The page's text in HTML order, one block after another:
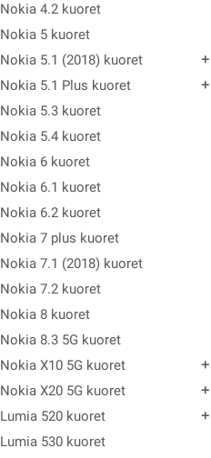
Nokia 4.2 kuoret
Nokia 5 kuoret
Nokia 5.1 (2018) kuoret
add
Nokia 5.1 Plus kuoret add
Nokia 5.3 kuoret
Nokia 5.4 kuoret
Nokia 6 kuoret
Nokia 6.1 kuoret
Nokia 6.2 kuoret
Nokia 7 plus kuoret
Nokia 7.1 (2018) kuoret
Nokia 7.2 kuoret
Nokia 8 kuoret
Nokia 8.3 5G kuoret
Nokia X10 5G kuoret
add
Nokia X20 5G kuoret add
Lumia 520 kuoret add
Lumia 530 kuoret